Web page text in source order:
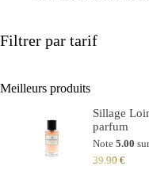
Filtrer par tarif
Meilleurs produits
Sillage
parfum
Note5.00
39.90€